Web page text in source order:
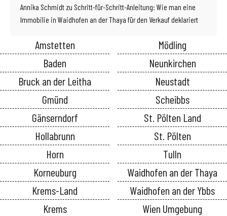
Annika Schmidt zu Schritt-für-Schritt-Anleitung: Wie man eine
Immobilie in Waidhofen an der Thaya für den Verkauf deklariert
Amstetten
Baden
Bruck an der Leitha
Gmünd
Gänserndorf
Hollabrunn
Horn
Korneuburg
Krems-Land
Krems
Mödling
Neunkirchen
Neustadt
Scheibbs
St. Pölten Land
St. Pölten
Tulln
Waidhofen an der Thaya
Waidhofen an der Ybbs
Wien Umgebung